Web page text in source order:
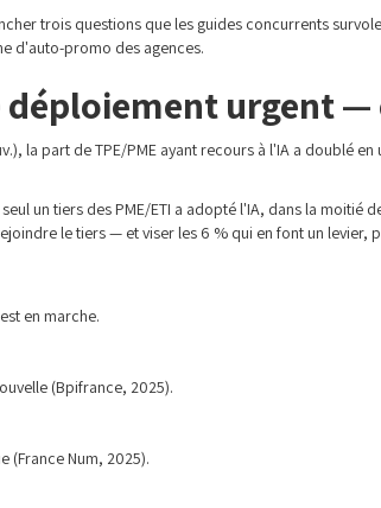
trois questions que les guides concurrents
d'auto-promo des agences.
déploiement urgent —
la part de TPE/PME ayant recours à l'IA a doublé
un tiers des PME/ETI a adopté l'IA, dans la
le tiers — et viser les 6 % qui en font un levier,
en marche.
(Bpifrance, 2025).
(France Num, 2025).